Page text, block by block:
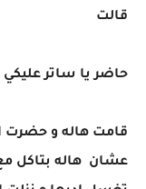
قالت
حاضر يا ساتر عليكي
قامت هاله و حضرت
عشان هاله بتاكل